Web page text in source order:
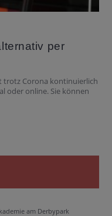
per
trotz Corona kontinuierlich
oder online. Sie können
am Derbypark